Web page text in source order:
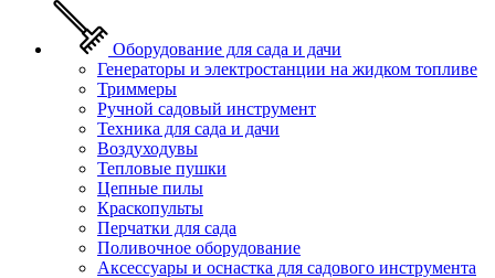
Оборудование для сада и дачи
Генераторы и электростанции на жидком топливе
Триммеры
Ручной садовый инструмент
Техника для сада и дачи
Воздуходувы
Тепловые пушки
Цепные пилы
Краскопульты
Перчатки для сада
Поливочное оборудование
Аксессуары и оснастка для садового инструмента